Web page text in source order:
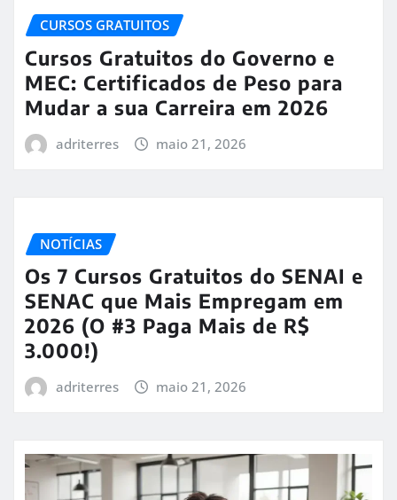
CURSOS GRATUITOS
Cursos Gratuitos do Governo e
MEC: Certificados de Peso para
Mudar a sua Carreira em 2026
adriterres maio 21, 2026
NOTÍCIAS
Os 7 Cursos Gratuitos do SENAI e
SENAC que Mais Empregam em
2026 (O #3 Paga Mais de R$
3.000!)
adriterres maio 21, 2026